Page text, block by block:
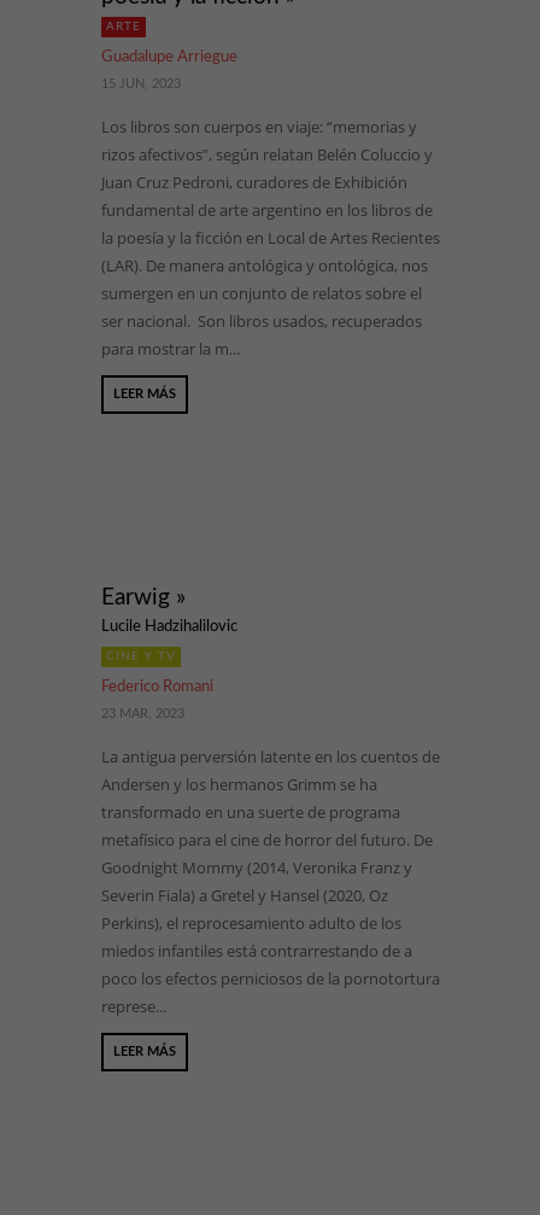
ARTE
Guadalupe Arriegue
15 JUN, 2023
Los libros son cuerpos en viaje: “memorias y
rizos afectivos”, según relatan Belén Coluccio y
Juan Cruz Pedroni, curadores de Exhibición
fundamental de arte argentino en los libros de
la poesía y la ficción en Local de Artes Recientes
(LAR). De manera antológica y ontológica, nos
sumergen en un conjunto de relatos sobre el
ser nacional. Son libros usados, recuperados
para mostrar la m...
LEER MÁS
Earwig »
Lucile Hadzihalilovic
CINE Y TV
Federico Romani
23 MAR, 2023
La antigua perversión latente en los cuentos de
Andersen y los hermanos Grimm se ha
transformado en una suerte de programa
metafísico para el cine de horror del futuro. De
Goodnight Mommy (2014, Veronika Franz y
Severin Fiala) a Gretel y Hansel (2020, Oz
Perkins), el reprocesamiento adulto de los
miedos infantiles está contrarrestando de a
poco los efectos perniciosos de la pornotortura
represe...
LEER MÁS